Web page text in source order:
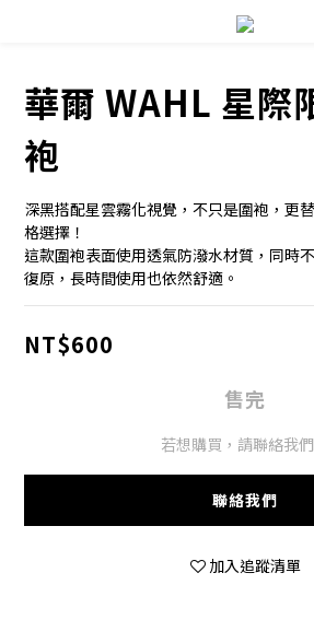
華爾 WAHL 星際
袍
深黑搭配星雲霧化視覺，不只是圍袍，更
格選擇！
這款圍袍表面使用透氣防潑水材質，同時
復原，長時間使用也依然舒適。
NT$600
售完
若想購買，請聯絡我們
聯絡我們
加入追蹤清單